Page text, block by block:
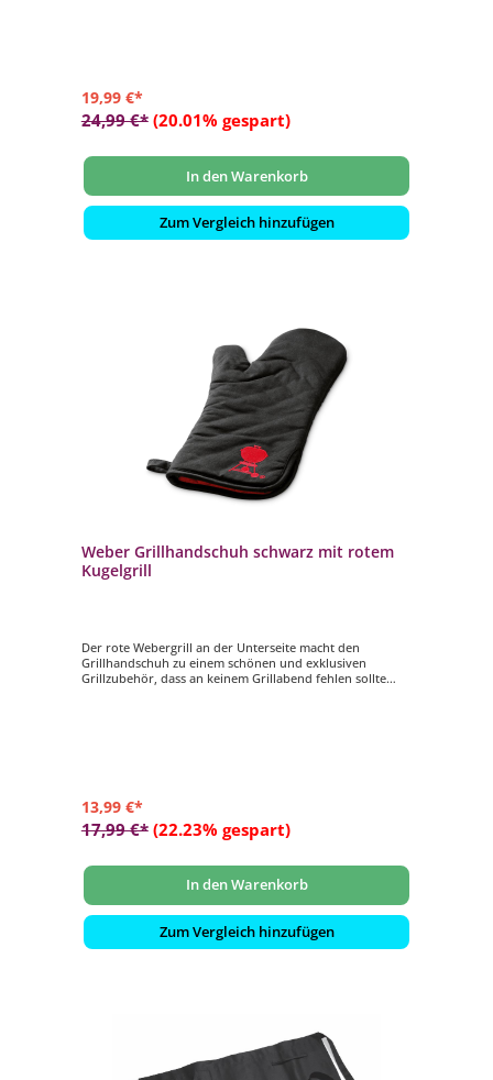
19,99 €*
24,99 €* (20.01% gespart)
In den Warenkorb
Zum Vergleich hinzufügen
Weber Grillhandschuh schwarz mit rotem
Kugelgrill
Der rote Webergrill an der Unterseite macht den
Grillhandschuh zu einem schönen und exklusiven
Grillzubehör, dass an keinem Grillabend fehlen sollte
13,99 €*
17,99 €* (22.23% gespart)
In den Warenkorb
Zum Vergleich hinzufügen